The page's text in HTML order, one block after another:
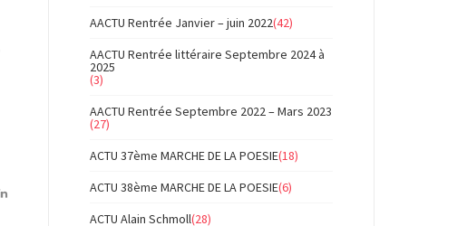
AACTU Rentrée Janvier – juin 2022(42)
AACTU Rentrée littéraire Septembre 2024 à
2025
(3)
AACTU Rentrée Septembre 2022 – Mars 2023
(27)
ACTU 37ème MARCHE DE LA POESIE(18)
ACTU 38ème MARCHE DE LA POESIE(6)
ACTU Alain Schmoll(28)